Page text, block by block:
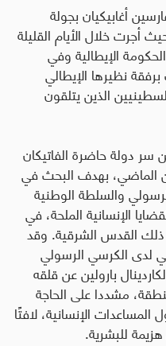
أغابيكيان بجولة
أجرت خلال الأيام القليلة
الإيطالية وفي
نظيرها الإيطالي
الذين يتلقون
سر دولة حاضرة الفاتيكان
الماضي، بهدف البحث في
والسلطة الوطنية
الإنسانية الملحة، في
ذلك القدس الشرقية. وقد
لدى الكرسي الرسولي
بارولين عن قلقه
مشددا على الحاجة
الإنسانية، لافتًا
للبشرية.